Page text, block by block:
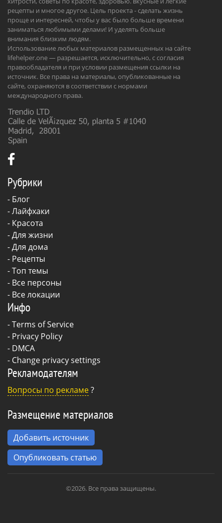
рецепты и многое другое. Цель проекта - сделать жизнь
проще и интересней, чтобы у вас было больше времени
заниматься любимыми делами! И уделять больше
внимания близким людям.
Использование любых материалов размещенных на сайте
lifehelper.one — разрешается, исключительно, с согласия
правообладателя и при условии размещения ссылки на
источник. Все права на материалы, опубликованные на
сайте, охраняются в соответствии с нормами
международного права.
Рубрики
- Блог
-Лайфхаки
- Красота
-Для жизни
-Для дома
- Рецепты
- Топ темы
- Все персоны
- Все локации
Инфо
-Terms of Service
- Privacy Policy
- DMCA
- Change privacy settings
Рекламодателям
Вопросы по рекламе?
Размещение материалов
Добавить источник
Опубликовать статью
©2026. Все права защищены.